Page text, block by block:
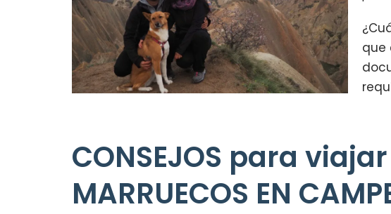
que
CONSEJOS para
MARRUECOS EN